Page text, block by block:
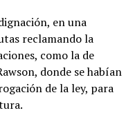
en una
reclamando la
como la de
donde se habían
de la ley, para